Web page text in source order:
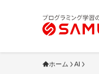
ホーム AI